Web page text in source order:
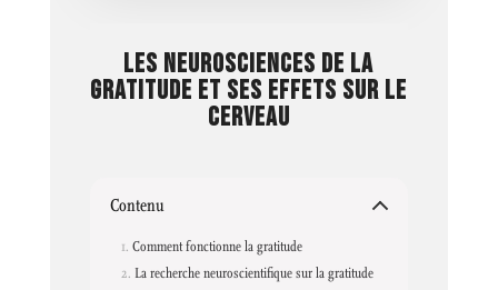
LES NEUROSCIENCES DE LA
GRATITUDE ET SES EFFETS SUR LE
CERVEAU
Contenu
Comment fonctionne la gratitude
La recherche neuroscientifique sur la gratitude